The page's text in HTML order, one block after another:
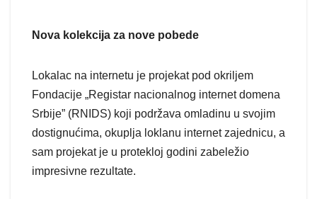
Nova kolekcija za nove pobede
Lokalac na internetu je projekat pod okriljem
Fondacije „Registar nacionalnog internet domena
Srbije” (RNIDS) koji podržava omladinu u svojim
dostignućima, okuplja loklanu internet zajednicu, a
sam projekat je u protekloj godini zabeležio
impresivne rezultate.